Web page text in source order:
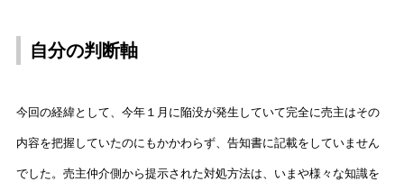
自分の判断軸
今回の経緯として、今年１月に陥没が発生していて完全に売主はその
内容を把握していたのにもかかわらず、告知書に記載をしていません
でした。売主仲介側から提示された対処方法は、いまや様々な知識を